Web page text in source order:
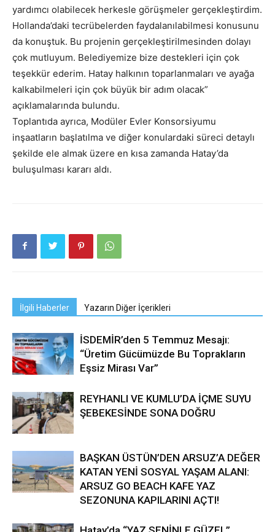
yardımcı olabilecek herkesle görüşmeler gerçekleştirdim.
Hollanda’daki tecrübelerden faydalanılabilmesi konusunu
da konuştuk. Bu projenin gerçekleştirilmesinden dolayı
çok mutluyum. Belediyemize bize destekleri için çok
teşekkür ederim. Hatay halkının toparlanmaları ve ayağa
kalkabilmeleri için çok büyük bir adım olacak”
açıklamalarında bulundu.
Toplantıda ayrıca, Modüler Evler Konsorsiyumu
inşaatların başlatılma ve diğer konulardaki süreci detaylı
şekilde ele almak üzere en kısa zamanda Hatay’da
buluşulması kararı aldı.
İlgili Haberler Yazarın Diğer İçerikleri
İSDEMİR’den 5 Temmuz Mesajı:
“Üretim Gücümüzde Bu Toprakların
Eşsiz Mirası Var”
REYHANLI VE KUMLU’DA İÇME SUYU
ŞEBEKESİNDE SONA DOĞRU
BAŞKAN ÜSTÜN’DEN ARSUZ’A DEĞER
KATAN YENİ SOSYAL YAŞAM ALANI:
ARSUZ GO BEACH KAFE YAZ
SEZONUNA KAPILARINI AÇTI!